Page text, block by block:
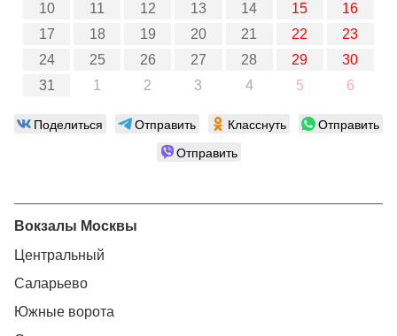
10
11 12 13 14 15
16
17
18 19 20 21 22
23
24
25 26 27 28 29
30
31
1 2 3 4 5 6
Поделиться Отправить Класснуть
Отправить
Отправить
Вокзалы Москвы
Центральный
Саларьево
Южные ворота